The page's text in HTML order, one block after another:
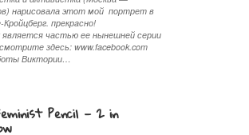
нарисовала этот мой портрет в
Кройцберг. прекрaсно!
является частью ее нынешней серии
здесь: www.facebook.com
Виктории…
Pencil — 2 in